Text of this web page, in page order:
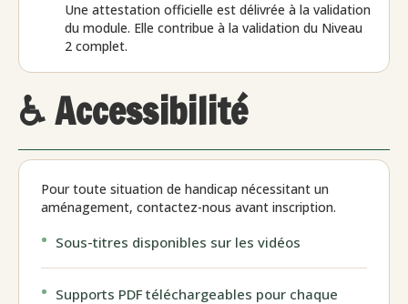
Une attestation officielle est délivrée à la validation
du module. Elle contribue à la validation du Niveau
2 complet.
♿ Accessibilité
Pour toute situation de handicap nécessitant un
aménagement, contactez-nous avant inscription.
Sous-titres disponibles sur les vidéos
Supports PDF téléchargeables pour chaque